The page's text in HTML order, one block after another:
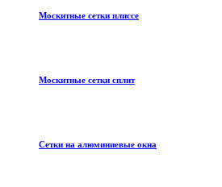
Москитные сетки плиссе
Москитные сетки сплит
Сетки на алюминиевые окна